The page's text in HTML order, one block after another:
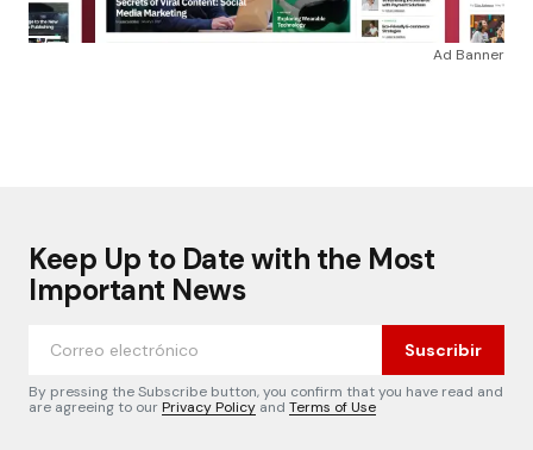
Ad Banner
Keep Up to Date with the Most
Important News
Suscribir
By pressing the Subscribe button, you confirm that you have read and
are agreeing to ourPrivacy Policy and Terms of Use